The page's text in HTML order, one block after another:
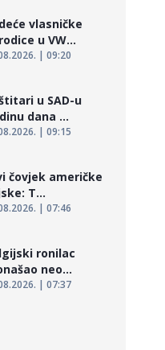
vlasničke
u VW...
| 09:20
u SAD-u
dana ...
| 09:15
čovjek američke
T...
| 07:46
ronilac
neo...
| 07:37